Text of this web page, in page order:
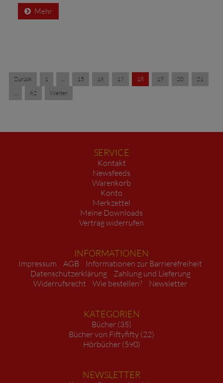
Mehr
Zurück 1 15 16 17 18 19 20
21
62 Weiter
SERVICE
Kontakt
Newsfeeds
Warenkorb
Konto
Merkzettel
Meine Downloads
Vertrag widerrufen
INFORMATIONEN
Impressum AGB
Informationen zur Barrierefreiheit
Datenschutzerklärung
Zahlung und Lieferung
Widerrufsrecht
Wie bestellen? Newsletter
KATEGORIEN
Bücher (35)
Bücher von Fiftyfifty (22)
Hörbücher (590)
NEWSLETTER